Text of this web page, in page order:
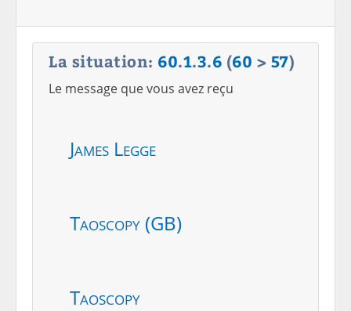
La situation: 60.1.3.6 (60 > 57)
Le message que vous avez reçu
James Legge
Taoscopy (GB)
Taoscopy